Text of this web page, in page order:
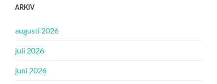
ARKIV
augusti 2026
juli 2026
juni 2026